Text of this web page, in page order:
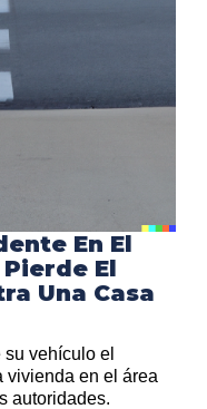
En El
El
Una Casa
vehículo el
vivienda en el área
autoridades.